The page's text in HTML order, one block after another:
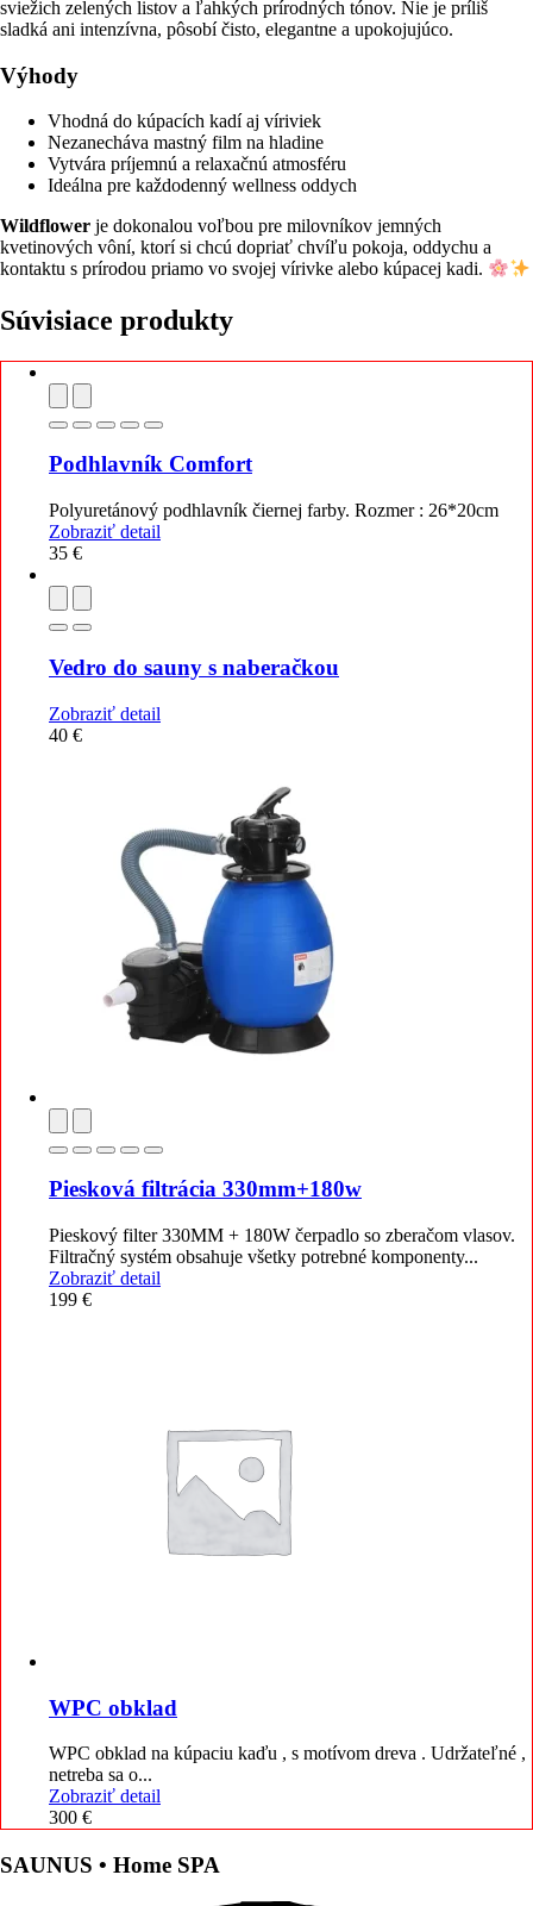
sviežich zelených listov a ľahkých prírodných tónov. Nie je príliš
sladká ani intenzívna, pôsobí čisto, elegantne a upokojujúco.
Výhody
Vhodná do kúpacích kadí aj víriviek
Nezanecháva mastný film na hladine
Vytvára príjemnú a relaxačnú atmosféru
Ideálna pre každodenný wellness oddych
Wildflower je dokonalou voľbou pre milovníkov jemných
kvetinových vôní, ktorí si chcú dopriať chvíľu pokoja, oddychu a
kontaktu s prírodou priamo vo svojej vírivke alebo kúpacej kadi.
Súvisiace produkty
Podhlavník Comfort
Polyuretánový podhlavník čiernej farby. Rozmer : 26*20cm
Zobraziť detail
35 €
Vedro do sauny s naberačkou
Zobraziť detail
40 €
Piesková filtrácia 330mm+180w
Pieskový filter 330MM + 180W čerpadlo so zberačom vlasov.
Filtračný systém obsahuje všetky potrebné komponenty...
Zobraziť detail
199 €
WPC obklad
WPC obklad na kúpaciu kaďu , s motívom dreva . Udržateľné ,
netreba sa o...
Zobraziť detail
300 €
SAUNUS • Home SPA